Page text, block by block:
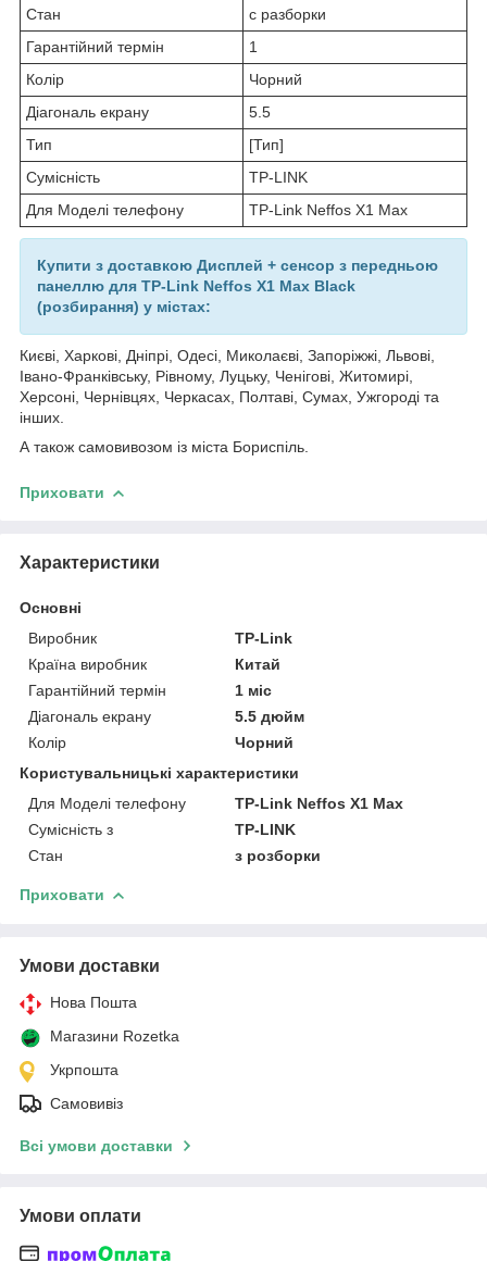
Стан
с разборки
Гарантійний термін
1
Колір
Чорний
Діагональ екрану
5.5
Тип
[Тип]
Сумісність
TP-LINK
Для Моделі телефону
TP-Link Neffos X1 Max
Купити з доставкою Дисплей + сенсор з передньою
панеллю для TP-Link Neffos X1 Max Black
(розбирання) у містах:
Києві, Харкові, Дніпрі, Одесі, Миколаєві, Запоріжжі, Львові,
Івано-Франківську, Рівному, Луцьку, Ченігові, Житомирі,
Херсоні, Чернівцях, Черкасах, Полтаві, Сумах, Ужгороді та
інших.
А також самовивозом із міста Бориспіль.
Приховати
Характеристики
Основні
Виробник
TP-Link
Країна виробник
Китай
Гарантійний термін
1 міс
Діагональ екрану
5.5 дюйм
Колір
Чорний
Користувальницькі характеристики
Для Моделі телефону
TP-Link Neffos X1 Max
Сумісність з
TP-LINK
Стан
з розборки
Приховати
Умови доставки
Нова Пошта
Магазини Rozetka
Укрпошта
Самовивіз
Всі умови доставки
Умови оплати